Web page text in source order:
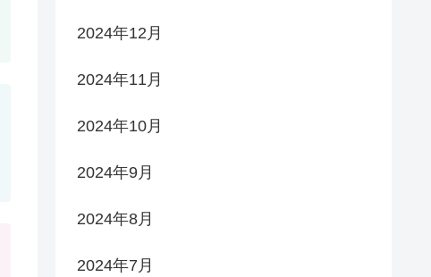
2024年12月
2024年11月
2024年10月
2024年9月
2024年8月
2024年7月